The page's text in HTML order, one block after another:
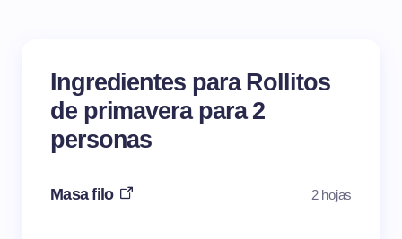
Ingredientes para Rollitos
de primavera para 2
personas
Masa filo 2 hojas